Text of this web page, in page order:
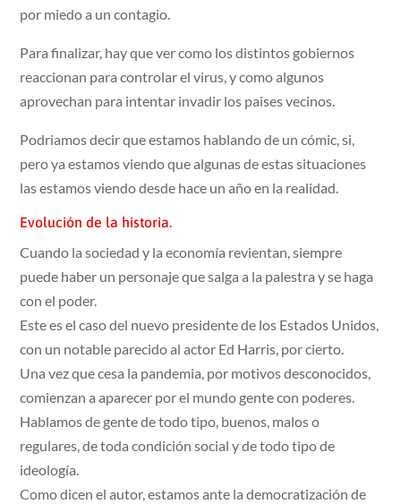
por miedo a un contagio.
Para finalizar, hay que ver como los distintos gobiernos
reaccionan para controlar el virus, y como algunos
aprovechan para intentar invadir los paises vecinos.
Podriamos decir que estamos hablando de un cómic, si,
pero ya estamos viendo que algunas de estas situaciones
las estamos viendo desde hace un año en la realidad.
Evolución de la historia.
Cuando la sociedad y la economía revientan, siempre
puede haber un personaje que salga a la palestra y se haga
con el poder.
Este es el caso del nuevo presidente de los Estados Unidos,
con un notable parecido al actor Ed Harris, por cierto.
Una vez que cesa la pandemia, por motivos desconocidos,
comienzan a aparecer por el mundo gente con poderes.
Hablamos de gente de todo tipo, buenos, malos o
regulares, de toda condición social y de todo tipo de
ideología.
Como dicen el autor, estamos ante la democratización de